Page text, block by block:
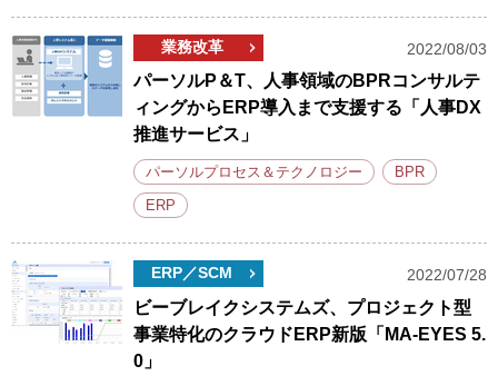
業務改革 2022/08/03
パーソルP＆T、人事領域のBPRコンサルテ
ィングからERP導入まで支援する「人事DX
推進サービス」
パーソルプロセス＆テクノロジー BPR
ERP
ERP／SCM 2022/07/28
ビーブレイクシステムズ、プロジェクト型
事業特化のクラウドERP新版「MA-EYES 5.
0」